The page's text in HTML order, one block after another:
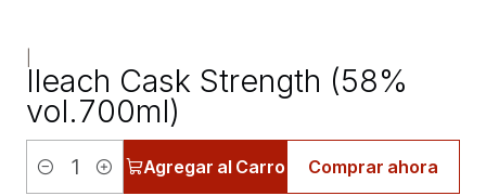
Ileach Cask Strength (58%
vol.700ml)
Cantidad
Agregar al Carro Comprar ahora